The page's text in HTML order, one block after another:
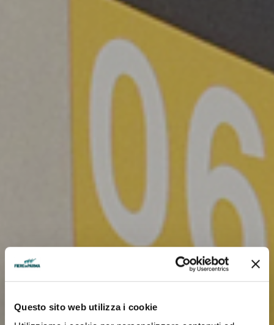
Questo sito web utilizza i cookie